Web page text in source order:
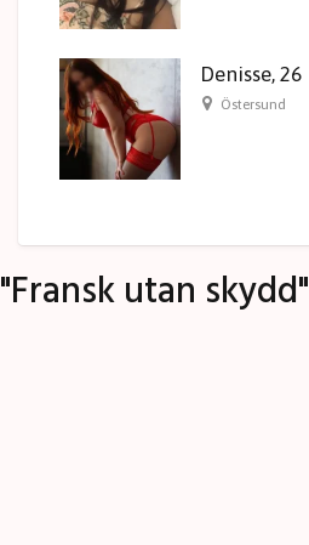
Denisse, 26
Östersund
"Fransk utan skydd"